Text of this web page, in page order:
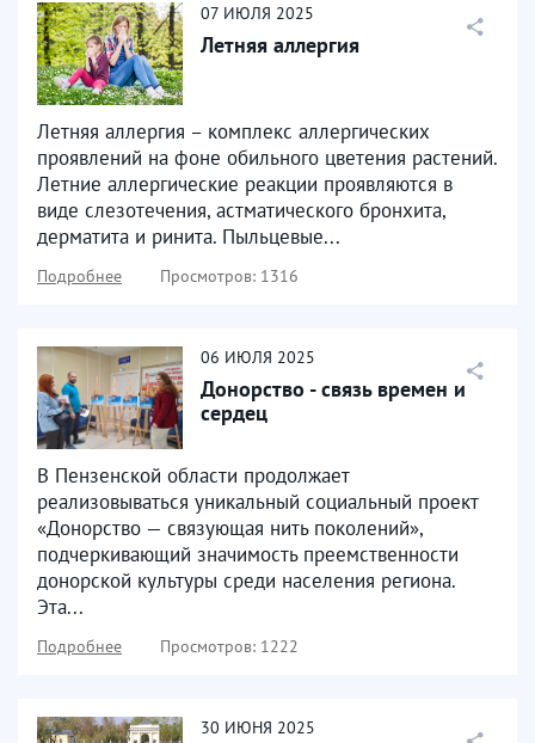
07 ИЮЛЯ 2025
Летняя аллергия
Летняя аллергия – комплекс аллергических
проявлений на фоне обильного цветения растений.
Летние аллергические реакции проявляются в
виде слезотечения, астматического бронхита,
дерматита и ринита. Пыльцевые...
Подробнее Просмотров: 1316
06 ИЮЛЯ 2025
Донорство - связь времен и
сердец
В Пензенской области продолжает
реализовываться уникальный социальный проект
«Донорство — связующая нить поколений»,
подчеркивающий значимость преемственности
донорской культуры среди населения региона.
Эта...
Подробнее Просмотров: 1222
30 ИЮНЯ 2025